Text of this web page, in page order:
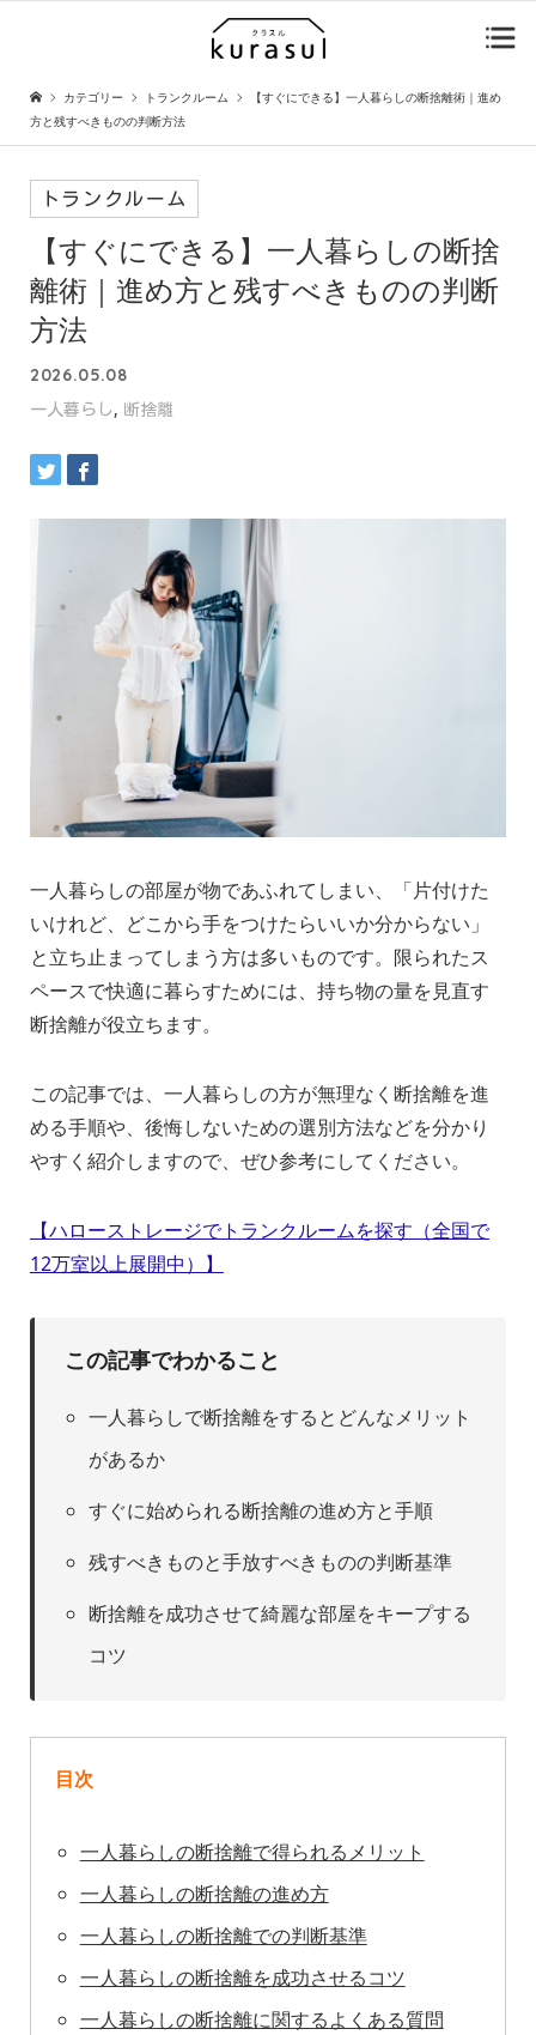
カテゴリー トランクルーム
【すぐにできる】一人暮らしの断捨離術｜進め
方と残すべきものの判断方法
トランクルーム
【すぐにできる】一人暮らしの断捨
離術｜進め方と残すべきものの判断
方法
2026.05.08
一人暮らし , 断捨離
一人暮らしの部屋が物であふれてしまい、「片付けた
いけれど、どこから手をつけたらいいか分からない」
と立ち止まってしまう方は多いものです。限られたス
ペースで快適に暮らすためには、持ち物の量を見直す
断捨離が役立ちます。
この記事では、一人暮らしの方が無理なく断捨離を進
める手順や、後悔しないための選別方法などを分かり
やすく紹介しますので、ぜひ参考にしてください。
【ハローストレージでトランクルームを探す（全国で
12万室以上展開中）】
この記事でわかること
一人暮らしで断捨離をするとどんなメリット
があるか
すぐに始められる断捨離の進め方と手順
残すべきものと手放すべきものの判断基準
断捨離を成功させて綺麗な部屋をキープする
コツ
目次
一人暮らしの断捨離で得られるメリット
一人暮らしの断捨離の進め方
一人暮らしの断捨離での判断基準
一人暮らしの断捨離を成功させるコツ
一人暮らしの断捨離に関するよくある質問